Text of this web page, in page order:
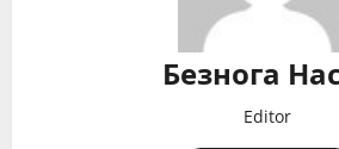
Безнога
Editor